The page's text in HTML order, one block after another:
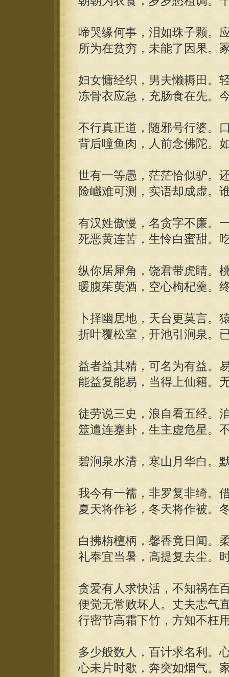
啼哭缘何事，泪如珠子颗。
所为在贫穷，未能了因果。
妇女慵经织，男夫懒耨田。
冻骨衣应急，充肠食在先。
不行真正道，随邪号行婆。
背后噇鱼肉，人前念佛陀。
世有一等愚，茫茫恰似驴。
险巇难可测，实语却成虚。
有汉姓傲慢，名贪字不廉。
死恶黄连苦，生怜白蜜甜。
纵你居犀角，饶君带虎睛。
暖腹茱萸酒，空心枸杞羹。
卜择幽居地，天台更莫言。
折叶覆松室，开池引涧泉。
益者益其精，可名为有益。
能益复能易，当得上仙籍。
徒劳说三史，浪自看五经。
筮遭连蹇卦，生主虚危星。
碧涧泉水清，寒山月华白。
我今有一襦，非罗复非绮。
夏天将作衫，冬天将作被。
白拂栴檀柄，馨香竟日闻。
礼奉宜当暑，高提复去尘。
贪爱有人求快活，不知祸在
便觉无常败坏人。丈夫志气
行密节高霜下竹，方知不枉
多少般数人，百计求名利。
心未片时歇，奔突如烟气。